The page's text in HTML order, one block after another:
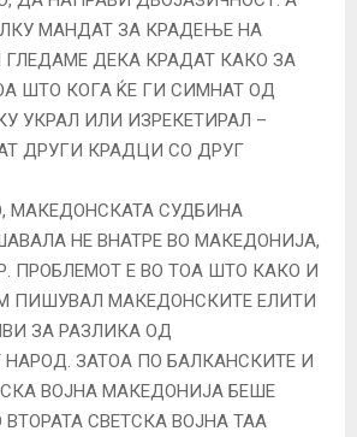
МАНДАТ ЗА КРАДЕЊЕ НА
ДЕКА КРАДАТ КАКО ЗА
ШТО КОГА ЌЕ ГИ СИМНАТ ОД
УКРАЛ ИЛИ ИЗРЕКЕТИРАЛ –
ДРУГИ КРАДЦИ СО ДРУГ
МАКЕДОНСКАТА СУДБИНА
НЕ ВНАТРЕ ВО МАКЕДОНИЈА,
ПРОБЛЕМОТ Е ВО ТОА ШТО КАКО И
ПИШУВАЛ МАКЕДОНСКИТЕ ЕЛИТИ
ЗА РАЗЛИКА ОД
ЗАТОА ПО БАЛКАНСКИТЕ И
ВОЈНА МАКЕДОНИЈА БЕШЕ
СВЕТСКА ВОЈНА ТАА